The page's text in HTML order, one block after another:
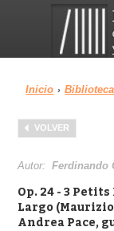
Menu
Biblioteca
Inicio › Biblioteca
VOLVER
Autor:Ferdinando
Op. 24 - 3
Largo
Andrea Pace,